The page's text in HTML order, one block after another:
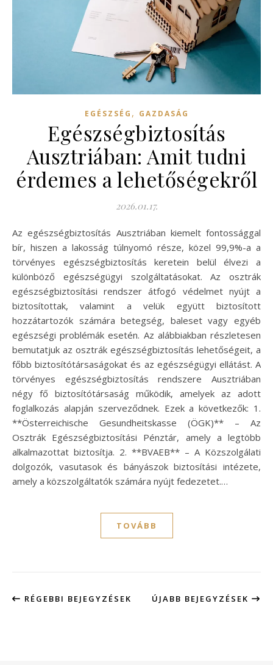
EGÉSZSÉG , GAZDASÁG
Egészségbiztosítás
Ausztriában: Amit tudni
érdemes a lehetőségekről
2026.01.17.
Az egészségbiztosítás Ausztriában kiemelt fontossággal
bír, hiszen a lakosság túlnyomó része, közel 99,9%-a a
törvényes egészségbiztosítás keretein belül élvezi a
különböző egészségügyi szolgáltatásokat. Az osztrák
egészségbiztosítási rendszer átfogó védelmet nyújt a
biztosítottak, valamint a velük együtt biztosított
hozzátartozók számára betegség, baleset vagy egyéb
egészségi problémák esetén. Az alábbiakban részletesen
bemutatjuk az osztrák egészségbiztosítás lehetőségeit, a
főbb biztosítótársaságokat és az egészségügyi ellátást. A
törvényes egészségbiztosítás rendszere Ausztriában
négy fő biztosítótársaság működik, amelyek az adott
foglalkozás alapján szerveződnek. Ezek a következők: 1.
**Österreichische Gesundheitskasse (ÖGK)** – Az
Osztrák Egészségbiztosítási Pénztár, amely a legtöbb
alkalmazottat biztosítja. 2. **BVAEB** – A Közszolgálati
dolgozók, vasutasok és bányászok biztosítási intézete,
amely a közszolgáltatók számára nyújt fedezetet.…
TOVÁBB
RÉGEBBI BEJEGYZÉSEK ÚJABB BEJEGYZÉSEK